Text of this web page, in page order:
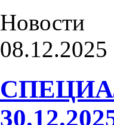
Новости
08.12.2025